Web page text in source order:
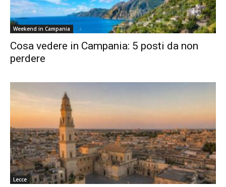
Weekend in Campania
Cosa vedere in Campania: 5 posti da non
perdere
Lecce